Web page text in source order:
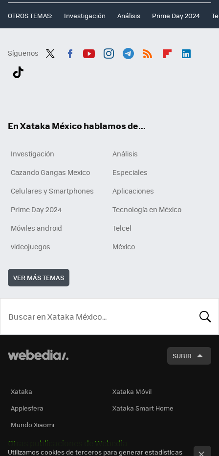
OTROS TEMAS: Investigación Análisis Prime Day 2024
Síguenos
En Xataka México hablamos de...
Investigación
Análisis
Cazando Gangas Mexico
Especiales
Celulares y Smartphones
Aplicaciones
Prime Day 2024
Tecnología en México
Móviles android
Telcel
videojuegos
México
VER MÁS TEMAS
SUBIR
Xataka
Xataka Móvil
Applesfera
Xataka Smart Home
Mundo Xiaomi
Otras publicaciones de Webedia
Utilizamos cookies de terceros para generar estadísticas